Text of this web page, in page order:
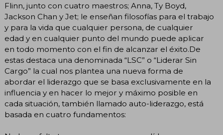
Flinn, junto con cuatro maestros; Anna, Ty Boyd,
Jackson Chan y Jet; le enseñan filosofías para el trabajo
y para la vida que cualquier persona, de cualquier
edad y en cualquier punto del mundo puede aplicar
en todo momento con el fin de alcanzar el éxito.De
estas destaca una denominada “LSC” o “Liderar Sin
Cargo” la cual nos plantea una nueva forma de
abordar el liderazgo que se basa exclusivamente en la
influencia y en hacer lo mejor y máximo posible en
cada situación, también llamado auto-liderazgo, está
basada en cuatro fundamentos: